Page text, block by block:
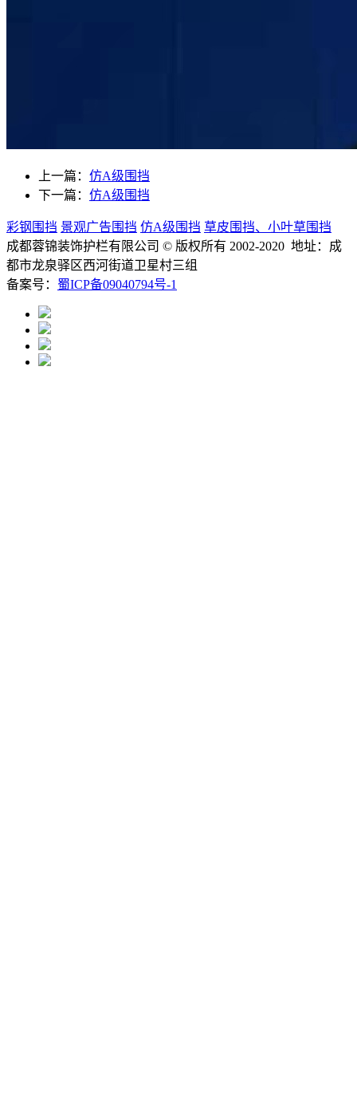
上一篇： 仿A级围挡
下一篇： 仿A级围挡
彩钢围挡 景观广告围挡 仿A级围挡 草皮围挡、小叶草围挡
成都蓉锦装饰护栏有限公司 © 版权所有 2002-2020 地址：成
都市龙泉驿区西河街道卫星村三组
备案号： 蜀ICP备09040794号-1